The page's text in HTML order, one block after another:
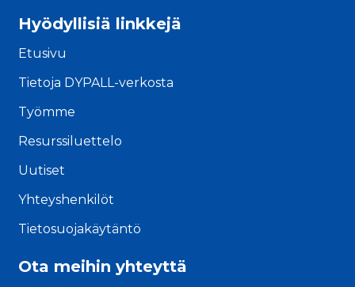
Hyödyllisiä linkkejä
Etusivu
Tietoja DYPALL-verkosta
Työmme
Resurssiluettelo
Uutiset
Yhteyshenkilöt
Tietosuojakäytäntö
Ota meihin yhteyttä